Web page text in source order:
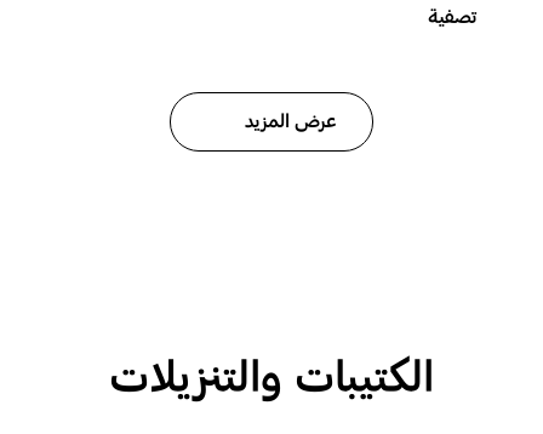
تصفية
عرض المزيد
الكتيبات والتنزيلات